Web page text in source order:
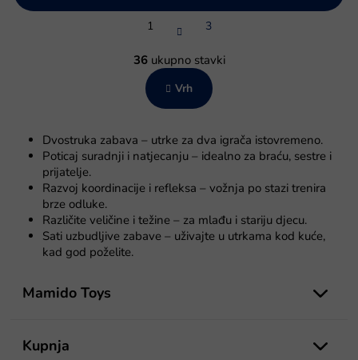
o
t
r
l
e
l
i
s
a
n
P
a
i
n
a
i
a
1 3
36ukupno stavki
Vrh
Dvostruka zabava – utrke za dva igrača istovremeno.
Poticaj suradnji i natjecanju – idealno za braću, sestre i
prijatelje.
Razvoj koordinacije i refleksa – vožnja po stazi trenira
brze odluke.
Različite veličine i težine – za mlađu i stariju djecu.
Sati uzbudljive zabave – uživajte u utrkama kod kuće,
kad god poželite.
Mamido Toys
Kupnja